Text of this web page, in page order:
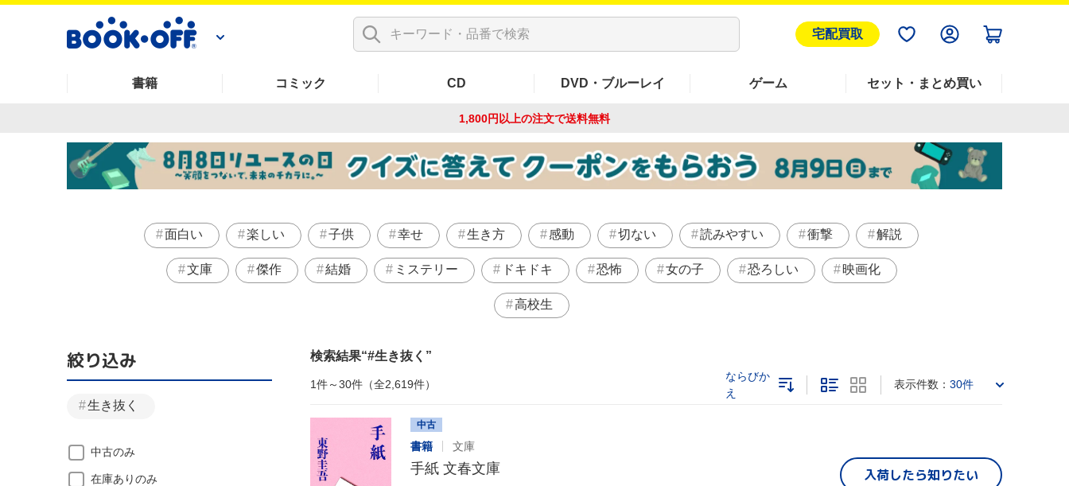
宅配買取
書籍 コミック CD DVD・ブルーレイ ゲーム セット・まとめ買い
1,800円以上の注文で送料無料
面白い 楽しい 子供 幸せ 生き方 感動 切ない 読みやすい 衝撃 解説
文庫 傑作 結婚 ミステリー ドキドキ 恐怖 女の子 恐ろしい 映画化
高校生
検索結果 #生き抜く
1件～30件（全2,619件）
ならびか
え
表示件数： 30件
中古
書籍 文庫
手紙 文春文庫 入荷したら知りたい
絞り込み
生き抜く
中古のみ
在庫ありのみ